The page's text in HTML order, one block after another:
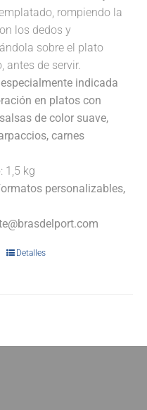
rompiendo la
los dedos y
sobre el plato
antes de servir.
indicada
en platos con
de color suave,
carnes
1,5 kg
personalizables,
Detalles